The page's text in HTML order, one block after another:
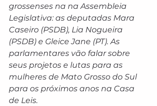
grossenses na na Assembleia
Legislativa: as deputadas Mara
Caseiro (PSDB), Lia Nogueira
(PSDB) e Gleice Jane (PT). As
parlamentares vão falar sobre
seus projetos e lutas para as
mulheres de Mato Grosso do Sul
para os próximos anos na Casa
de Leis.